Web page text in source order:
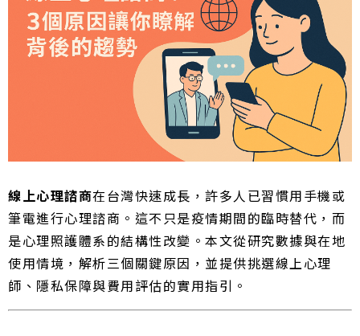
線上心理諮商在台灣快速成長，許多人已習慣用手機或
筆電進行心理諮商。這不只是疫情期間的臨時替代，而
是心理照護體系的結構性改變。本文從研究數據與在地
使用情境，解析三個關鍵原因，並提供挑選線上心理
師、隱私保障與費用評估的實用指引。